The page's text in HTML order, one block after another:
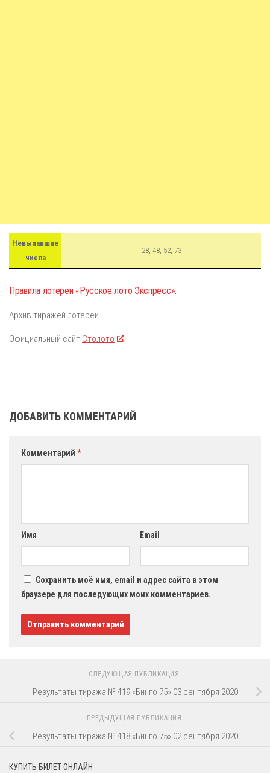
Невыпавшие
числа
28, 48, 52, 73
Правила лотереи «Русское лото Экспресс».
Архив тиражей лотереи.
Официальный сайт Столото .
ДОБАВИТЬ КОММЕНТАРИЙ
Комментарий *
Имя Email
Сохранить моё имя, email и адрес сайта в этом
браузере для последующих моих комментариев.
СЛЕДУЮЩАЯ ПУБЛИКАЦИЯ
Результаты тиража № 419 «Бинго 75» 03 сентября 2020
ПРЕДЫДУЩАЯ ПУБЛИКАЦИЯ
Результаты тиража № 418 «Бинго 75» 02 сентября 2020
КУПИТЬ БИЛЕТ ОНЛАЙН